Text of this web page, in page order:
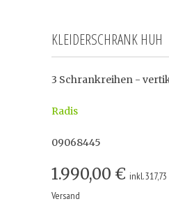
KLEIDERSCHRANK HUH
3 Schrankreihen -
Radis
09068445
1.990,00 € inkl.
Versand